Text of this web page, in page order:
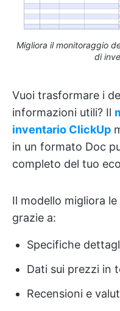
Migliora il monitoraggio
di
Vuoi trasformare i
informazioni utili? Il
inventario ClickUp
in un formato Doc
completo del tuo
Il modello migliora
grazie a:
Specifiche
Dati sui prezzi in
Recensioni e